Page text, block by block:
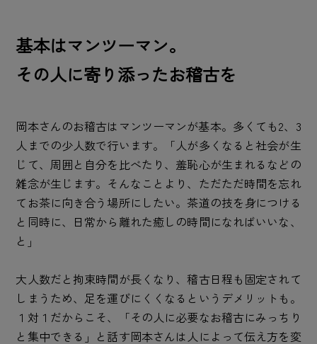
基本はマンツーマン。
その人に寄り添ったお稽古を
岡本さんのお稽古はマンツーマンが基本。多くても2、3
人までの少人数で行います。「人が多くなると社会が生
じて、周囲と自分を比べたり、羞恥心が生まれるなどの
雑念が生じます。そんなことより、ただただ時間を忘れ
てお茶に向き合う場所にしたい。茶道の技を身につける
と同時に、日常から離れた癒しの時間になればいいな、
と」
大人数だと拘束時間が長くなり、稽古日程も固定されて
しまうため、足を運びにくくなるというデメリットも。
１対１だからこそ、「その人に必要なお稽古にみっちり
と集中できる」と話す岡本さんは人によって伝え方を変